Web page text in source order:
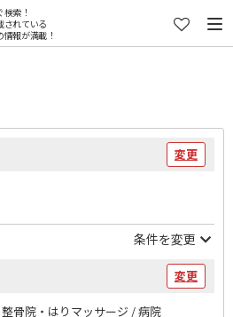
索！
されている
報が満載！
変更
条件を変更
変更
骨院・はりマッサージ / 病院